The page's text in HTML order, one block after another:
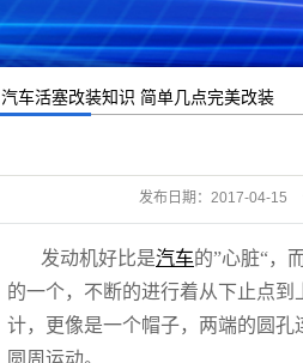
汽车活塞改装知识 简单几点完美改装
发布日期： 2017-04-15
发动机好比是汽车的”心脏“，
的一个，不断的进行着从下止点
计，更像是一个帽子，两端的圆
圆周运动。